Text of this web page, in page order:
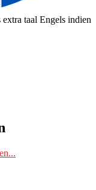
taal Engels indien
reserveren dan een